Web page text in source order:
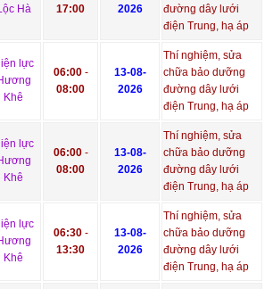
Hà
17:00
2026
đường dây lưới
điện Trung, hạ áp
lực
Khê
06:00-
08:00
13-08-
2026
Thí nghiệm, sửa
chữa bảo dưỡng
đường dây lưới
điện Trung, hạ áp
lực
Khê
06:00-
08:00
13-08-
2026
Thí nghiệm, sửa
chữa bảo dưỡng
đường dây lưới
điện Trung, hạ áp
lực
Khê
06:30-
13:30
13-08-
2026
Thí nghiệm, sửa
chữa bảo dưỡng
đường dây lưới
điện Trung, hạ áp